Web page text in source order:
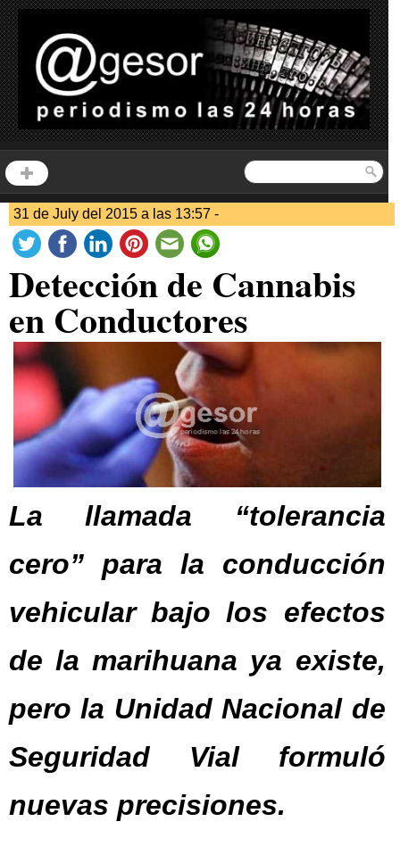
31 de July del 2015 a las 13:57 -
Detección de Cannabis
en Conductores
La llamada “tolerancia
cero” para la conducción
vehicular bajo los efectos
de la marihuana ya existe,
pero la Unidad Nacional de
Seguridad Vial formuló
nuevas precisiones.